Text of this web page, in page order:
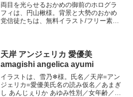
両目を光らせるおかめの御前のホログラ
フィは、円山楸様。背景と大勢のおかめ
党信徒たちは、無料イラスト/フリー素材
と...
天岸 アンジェリカ 愛優美
amagishi angelica ayumi
イラストは、雪乃❄様。氏名／天岸=アン
ジェリカ=愛優美氏名の読み仮名／あまぎ
し あんじぇりか あゆみ性別／女年齢／17